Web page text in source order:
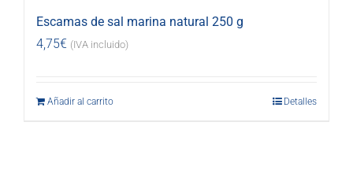
Escamas de sal marina natural 250 g
4,75€ (IVA incluido)
Añadir al carrito Detalles